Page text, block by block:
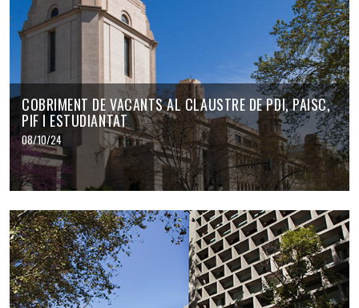
COBRIMENT DE VACANTS AL CLAUSTRE DE PDI, PAISC,
PIF I ESTUDIANTAT
08/10/24